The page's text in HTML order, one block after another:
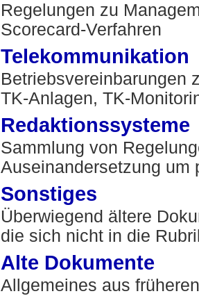
Regelungen zu
Scorecard-Verfahren
Telekommunikation
Betriebsvereinbarungen
TK-Anlagen, TK-
Redaktionssysteme
Sammlung von
Auseinandersetzung um
Sonstiges
Überwiegend ältere
die sich nicht in die
Alte Dokumente
Allgemeines aus